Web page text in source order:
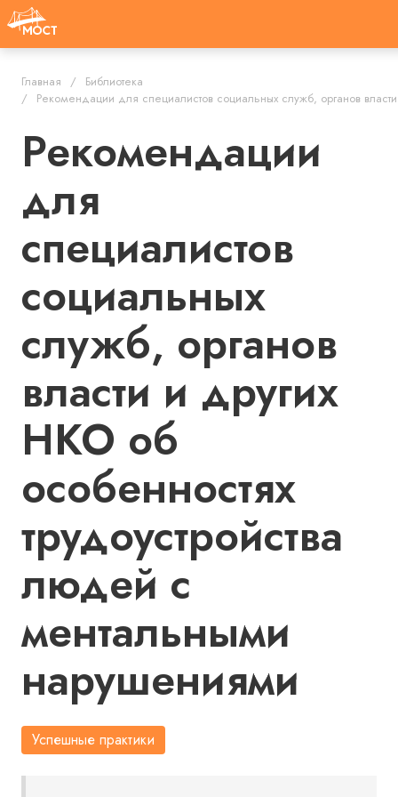
Главная
Библиотека
Рекомендации для специалистов социальных служб, органов
Рекомендации
для
специалистов
социальных
служб, органов
власти и других
НКО об
особенностях
трудоустройства
людей с
ментальными
нарушениями
Успешные практики